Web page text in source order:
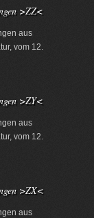
>ZZ<
aus
vom 12.
>ZY<
aus
vom 12.
>ZX<
aus